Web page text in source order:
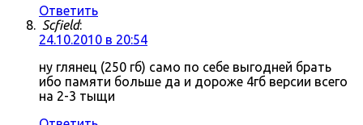
Ответить
Scfield:
24.10.2010 в 20:54
ну глянец (250 гб) само по себе выгодней брать
ибо памяти больше да и дороже 4гб версии всего
на 2-3 тыщи